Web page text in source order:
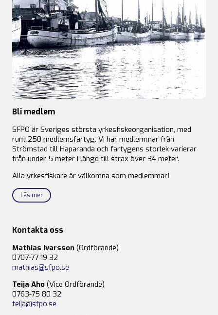
Bli medlem
SFPO är Sveriges största yrkesfiskeorganisation, med
runt 250 medlemsfartyg. Vi har medlemmar från
Strömstad till Haparanda och fartygens storlek varierar
från under 5 meter i längd till strax över 34 meter.
Alla yrkesfiskare är välkomna som medlemmar!
Läs mer
Kontakta oss
Mathias Ivarsson (Ordförande)
0707-77 19 32
mathias@sfpo.se
Teija Aho (Vice Ordförande)
0763-75 80 32
teija@sfpo.se